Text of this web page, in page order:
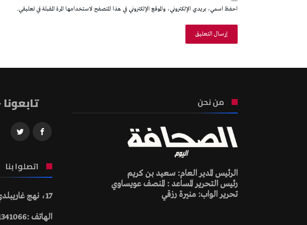
احفظ اسمي، بريدي الإلكتروني، والموقع الإلكتروني في هذا المتصفح لاستخدامها المرة المقبلة في تعليقي.
من نحن
الرئيس المدير العام: سعيد بن كريم
رئيس التحرير المساعد : المنصف عويساوي
تحرير الواب: منيرة رزقي
تابعونا
اتصلوا بنا
17، نهج غاريبلدي ـ 1007 تونس
الهاتف :71341066 – 71335025 – 71336386